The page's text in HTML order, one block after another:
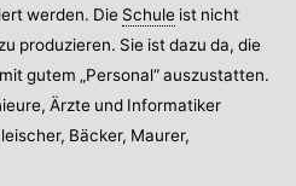
werden. Die Schule ist nicht
produzieren. Sie ist dazu da, die
gutem „Personal“ auszustatten.
Ärzte und Informatiker
Bäcker, Maurer,